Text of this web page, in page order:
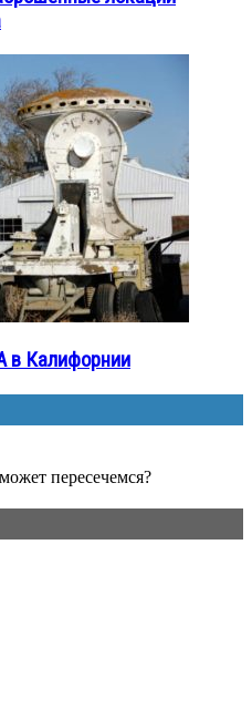
в Калифорнии
пересечемся?